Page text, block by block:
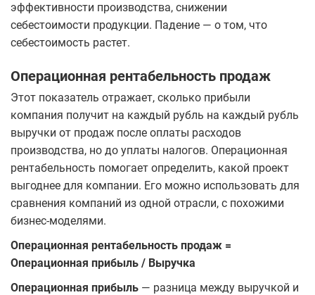
эффективности производства, снижении
себестоимости продукции. Падение — о том, что
себестоимость растет.
Операционная рентабельность продаж
Этот показатель отражает, сколько прибыли
компания получит на каждый рубль на каждый рубль
выручки от продаж после оплаты расходов
производства, но до уплаты налогов. Операционная
рентабельность помогает определить, какой проект
выгоднее для компании. Его можно использовать для
сравнения компаний из одной отрасли, с похожими
бизнес-моделями.
Операционная рентабельность продаж =
Операционная прибыль / Выручка
Операционная прибыль — разница между выручкой и